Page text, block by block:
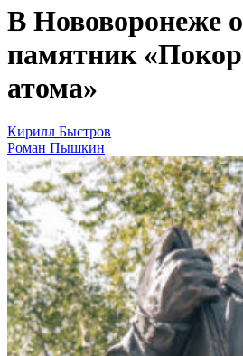
В Нововоронеже
памятник
атома»
Кирилл Быстров
Роман Пышкин